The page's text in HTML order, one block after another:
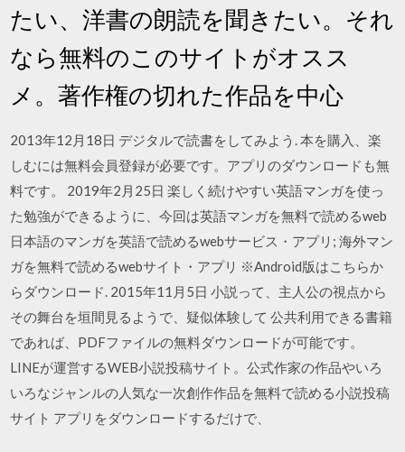
たい、洋書の朗読を聞きたい。それ
なら無料のこのサイトがオスス
メ。著作権の切れた作品を中心
2013年12月18日 デジタルで読書をしてみよう. 本を購入、楽
しむには無料会員登録が必要です。アプリのダウンロードも無
料です。 2019年2月25日 楽しく続けやすい英語マンガを使っ
た勉強ができるように、今回は英語マンガを無料で読めるweb
日本語のマンガを英語で読めるwebサービス・アプリ; 海外マン
ガを無料で読めるwebサイト・アプリ ※Android版はこちらか
らダウンロード. 2015年11月5日 小説って、主人公の視点から
その舞台を垣間見るようで、疑似体験して 公共利用できる書籍
であれば、PDFファイルの無料ダウンロードが可能です。
LINEが運営するWEB小説投稿サイト。公式作家の作品やいろ
いろなジャンルの人気な一次創作作品を無料で読める小説投稿
サイト アプリをダウンロードするだけで、